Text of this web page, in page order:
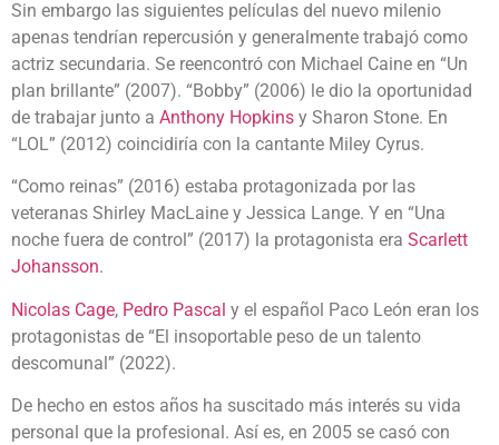
Sin embargo las siguientes películas del nuevo milenio
apenas tendrían repercusión y generalmente trabajó como
actriz secundaria. Se reencontró con Michael Caine en “Un
plan brillante” (2007). “Bobby” (2006) le dio la oportunidad
de trabajar junto a Anthony Hopkins y Sharon Stone. En
“LOL” (2012) coincidiría con la cantante Miley Cyrus.
“Como reinas” (2016) estaba protagonizada por las
veteranas Shirley MacLaine y Jessica Lange. Y en “Una
noche fuera de control” (2017) la protagonista era Scarlett
Johansson.
Nicolas Cage, Pedro Pascal y el español Paco León eran los
protagonistas de “El insoportable peso de un talento
descomunal” (2022).
De hecho en estos años ha suscitado más interés su vida
personal que la profesional. Así es, en 2005 se casó con